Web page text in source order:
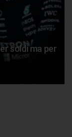
soldi ma per